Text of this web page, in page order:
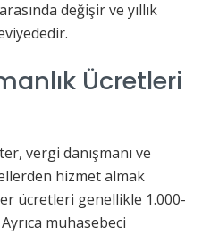
değişir ve yıllık
Ücretleri
vergi danışmanı ve
hizmet almak
ücretleri genellikle 1.000-
muhasebeci